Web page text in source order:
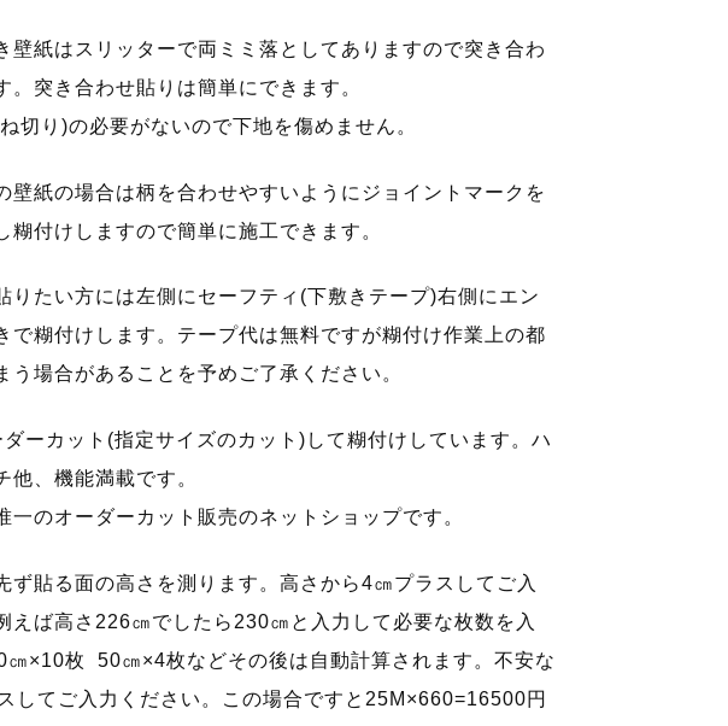
壁紙はスリッターで両ミミ落としてありますので突き合わ
。突き合わせ貼りは簡単にできます。
切り)の必要がないので下地を傷めません。
壁紙の場合は柄を合わせやすいようにジョイントマークを
糊付けしますので簡単に施工できます。
りたい方には左側にセーフティ(下敷きテープ)右側にエン
で糊付けします。テープ代は無料ですが糊付け作業上の都
う場合があることを予めご了承ください。
ーカット(指定サイズのカット)して糊付けしています。ハ
他、機能満載です。
一のオーダーカット販売のネットショップです。
貼る面の高さを測ります。高さから4㎝プラスしてご入
えば高さ226㎝でしたら230㎝と入力して必要な枚数を入
㎝×10枚 50㎝×4枚などその後は自動計算されます。不安な
してご入力ください。この場合ですと25M×660=16500円